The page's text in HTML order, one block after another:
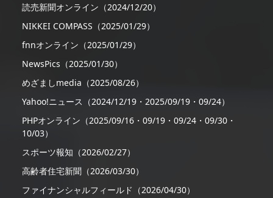
読売新聞オンライン（2024/12/20）
NIKKEI COMPASS（2025/01/29）
fnnオンライン（2025/01/29）
NewsPics（2025/01/30）
めざましmedia（2025/08/26）
Yahoo!ニュース（2024/12/19・2025/09/19・09/24）
PHPオンライン（2025/09/16・09/19・09/24・09/30・
10/03）
スポーツ報知（2026/02/27）
高齢者住宅新聞（2026/03/30）
ファイナンシャルフィールド（2026/04/30）